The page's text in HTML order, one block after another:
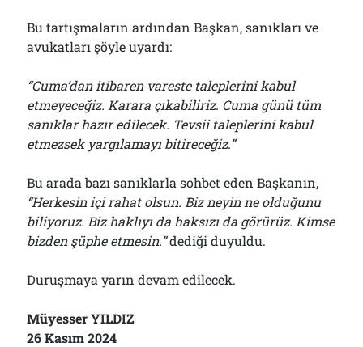
Bu tartışmaların ardından Başkan, sanıkları ve
avukatları şöyle uyardı:
“Cuma’dan itibaren vareste taleplerini kabul
etmeyeceğiz. Karara çıkabiliriz. Cuma günü tüm
sanıklar hazır edilecek. Tevsii taleplerini kabul
etmezsek yargılamayı bitireceğiz.”
Bu arada bazı sanıklarla sohbet eden Başkanın,
“Herkesin içi rahat olsun. Biz neyin ne olduğunu
biliyoruz. Biz haklıyı da haksızı da görürüz. Kimse
bizden şüphe etmesin.”dediği duyuldu.
Duruşmaya yarın devam edilecek.
Müyesser YILDIZ
26 Kasım 2024